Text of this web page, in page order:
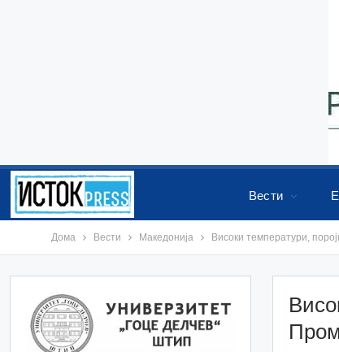
Вести
Дома Вести Македонија Високи температури,